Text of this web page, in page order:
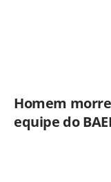
Homem
equipe do